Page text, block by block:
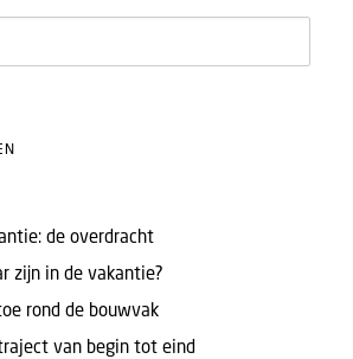
de overdracht
zijn in de vakantie?
rond de bouwvak
van begin tot eind